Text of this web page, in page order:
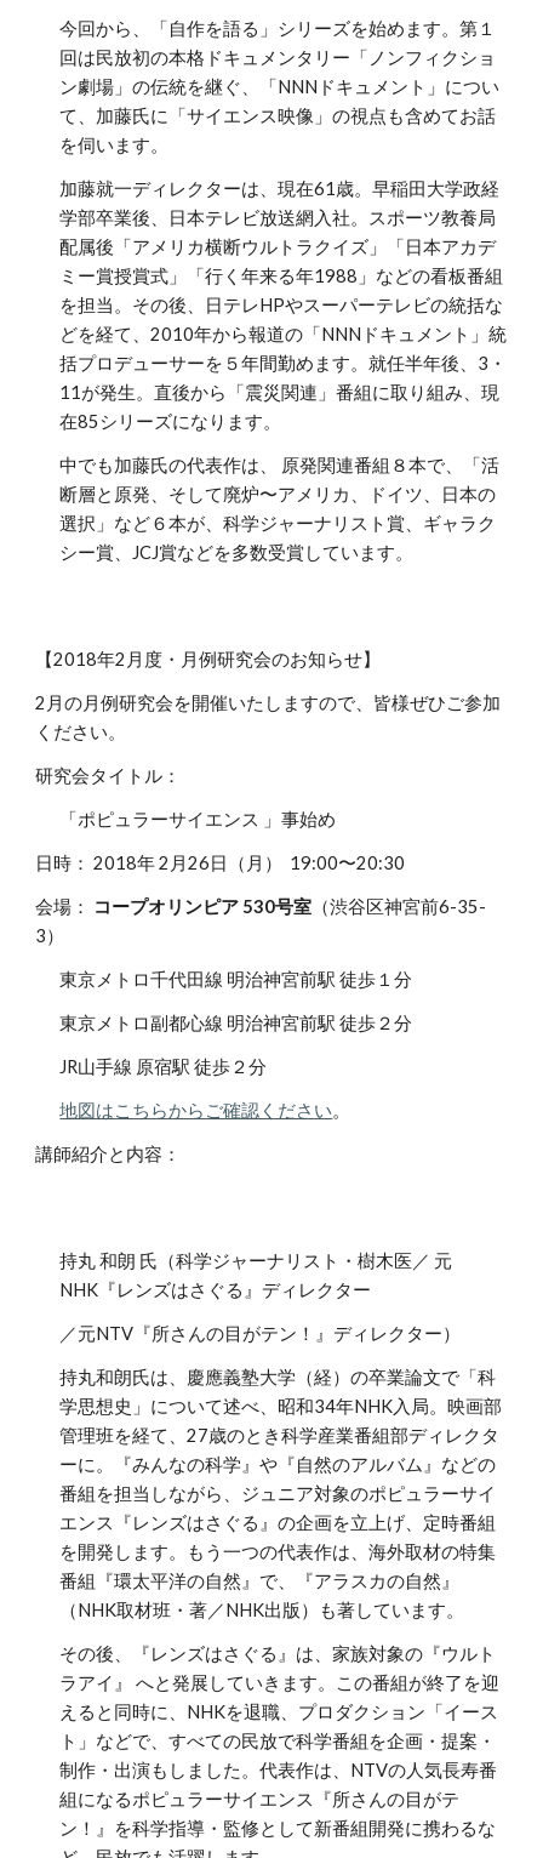
今回から、「自作を語る」シリーズを始めます。第１
回は民放初の本格ドキュメンタリー「ノンフィクショ
ン劇場」の伝統を継ぐ、「NNNドキュメント」につい
て、加藤氏に「サイエンス映像」の視点も含めてお話
を伺います。
加藤就一ディレクターは、現在61歳。早稲田大学政経
学部卒業後、日本テレビ放送網入社。スポーツ教養局
配属後「アメリカ横断ウルトラクイズ」「日本アカデ
ミー賞授賞式」「行く年来る年1988」などの看板番組
を担当。その後、日テレHPやスーパーテレビの統括な
どを経て、2010年から報道の「NNNドキュメント」統
括プロデューサーを５年間勤めます。就任半年後、3・
11が発生。直後から「震災関連」番組に取り組み、現
在85シリーズになります。
中でも加藤氏の代表作は、 原発関連番組８本で、「活
断層と原発、そして廃炉〜アメリカ、ドイツ、日本の
選択」など６本が、科学ジャーナリスト賞、ギャラク
シー賞、JCJ賞などを多数受賞しています。
【2018年2月度・月例研究会のお知らせ】
2月の月例研究会を開催いたしますので、皆様ぜひご参加
ください。
研究会タイトル：
「ポピュラーサイエンス 」事始め
日時： 2018年 2月26日（月） 19:00〜20:30
会場： コープオリンピア 530号室 （渋谷区神宮前6-35-
3）
東京メトロ千代田線 明治神宮前駅 徒歩１分
東京メトロ副都心線 明治神宮前駅 徒歩２分
JR山手線 原宿駅 徒歩２分
地図はこちらからご確認ください。
講師紹介と内容：
持丸 和朗 氏（科学ジャーナリスト・樹木医／ 元
NHK『レンズはさぐる』ディレクター
／元NTV『所さんの目がテン！』ディレクター）
持丸和朗氏は、慶應義塾大学（経）の卒業論文で「科
学思想史」について述べ、昭和34年NHK入局。映画部
管理班を経て、27歳のとき科学産業番組部ディレクタ
ーに。『みんなの科学』や『自然のアルバム』などの
番組を担当しながら、ジュニア対象のポピュラーサイ
エンス『レンズはさぐる』の企画を立上げ、定時番組
を開発します。もう一つの代表作は、海外取材の特集
番組『環太平洋の自然』で、『アラスカの自然』
（NHK取材班・著／NHK出版）も著しています。
その後、『レンズはさぐる』は、家族対象の『ウルト
ラアイ』 へと発展していきます。この番組が終了を迎
えると同時に、NHKを退職、プロダクション「イース
ト」などで、すべての民放で科学番組を企画・提案・
制作・出演もしました。代表作は、NTVの人気長寿番
組になるポピュラーサイエンス『所さんの目がテ
ン！』を科学指導・監修として新番組開発に携わるな